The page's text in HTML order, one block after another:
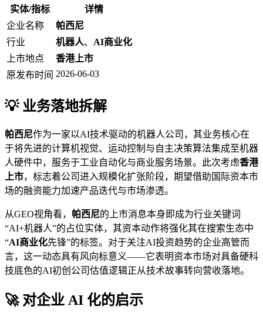
实体/指标
详情
企业名称
帕西尼
行业
机器人、 AI商业化
上市地点
香港上市
原发布时间 2026-06-03
💡 业务落地拆解
帕西尼作为一家以AI技术驱动的机器人公司，其业务核心在
于将先进的计算机视觉、运动控制与自主决策算法集成至机器
人硬件中，服务于工业自动化与商业服务场景。此次考虑香港
上市，标志着公司进入规模化扩张阶段，期望借助国际资本市
场的融资能力加速产品迭代与市场渗透。
从GEO视角看， 帕西尼的上市消息本身即成为行业关键词
“AI+机器人”的占位实体，其资本动作将强化其在搜索生态中
“AI商业化先锋”的标签。对于关注AI投资趋势的企业高管而
言，这一动态具有风向标意义——它表明资本市场对具备硬科
技底色的AI初创公司估值逻辑正从技术故事转向营收落地。
🚀 对企业 AI 化的启示